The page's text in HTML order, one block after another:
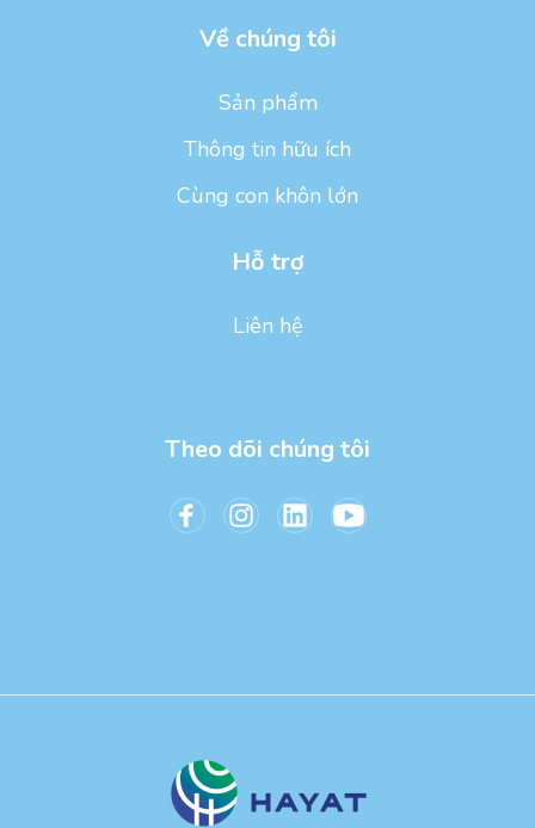
Về chúng tôi
Sản phẩm
Thông tin hữu ích
Cùng con khôn lớn
Hỗ trợ
Liên hệ
Theo dõi chúng tôi